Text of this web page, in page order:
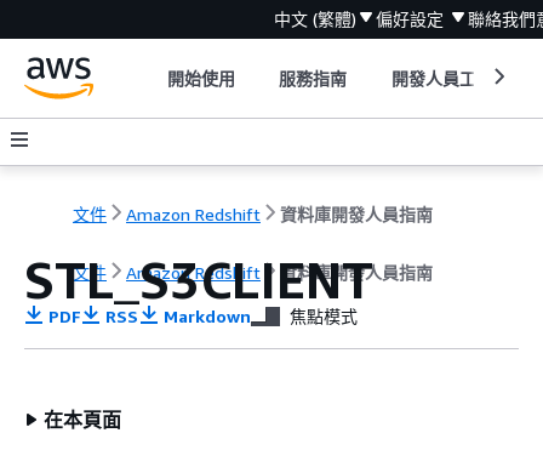
中文 (繁體) 偏好設定 聯絡我們
開始使用 服務指南 開發人員工具
文件 Amazon Redshift 資料庫開發人員指南
文件 Amazon Redshift 資料庫開發人員指南
STL_S3CLIENT
PDF RSS Markdown 焦點模式
在本頁面